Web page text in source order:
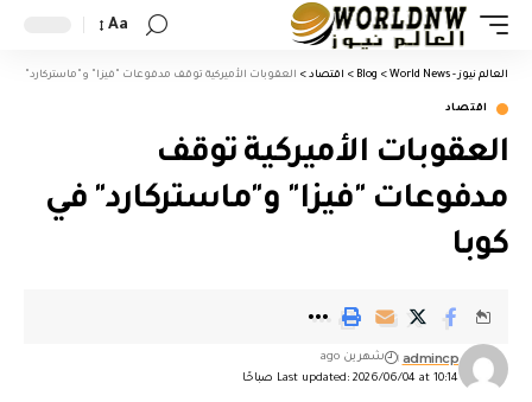
Aa
العالم نيوز - World News >
Blog
> اقتصاد > العقوبات الأميركية توقف مدفوعات "فيزا" و"ماستركارد" في
اقتصاد
العقوبات الأميركية توقف
مدفوعات "فيزا" و"ماستركارد" في
كوبا
Last updated: 2026/06/04 at 10:14 صباحًا
admincp شهرين ago